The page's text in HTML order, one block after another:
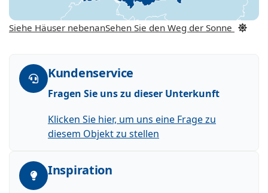
Siehe Häuser nebenanSehen Sie den Weg der Sonne
Kundenservice
Fragen Sie uns zu dieser Unterkunft
Klicken Sie hier, um uns eine Frage zu
diesem Objekt zu stellen
Inspiration